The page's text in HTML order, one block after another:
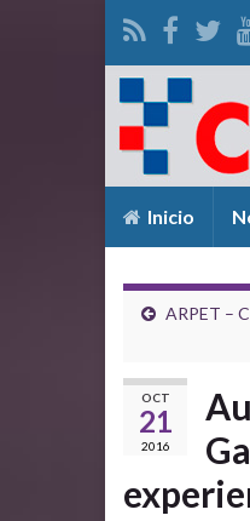
Inicio
ARPET –
OCT
21
2016